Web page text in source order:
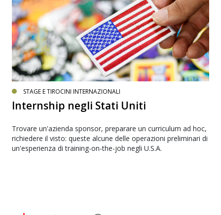
STAGE E TIROCINI INTERNAZIONALI
Internship negli Stati Uniti
Trovare un'azienda sponsor, preparare un curriculum ad hoc,
richiedere il visto: queste alcune delle operazioni preliminari di
un'esperienza di training-on-the-job negli U.S.A.